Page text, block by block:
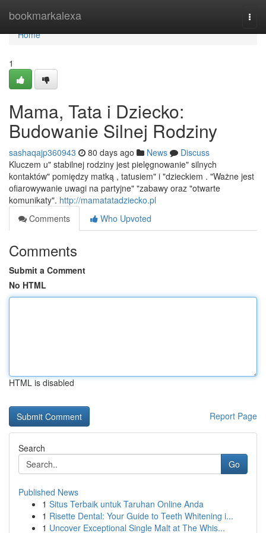
bookmarkalexa
Home
Home
1
Mama, Tata i Dziecko:
Budowanie Silnej Rodziny
sashaqajp360943 80 days ago News
Discuss
Kluczem u" stabilnej rodziny jest pielęgnowanie" silnych
kontaktów" pomiędzy matką , tatusiem" i "dzieckiem . "Ważne jest
ofiarowywanie uwagi na partyjne" "zabawy oraz "otwarte
komunikaty". http://mamatatadziecko.pl
Comments
Who Upvoted
Comments
Submit a Comment
No HTML
HTML is disabled
Report Page
Search
Go
Published News
1 Situs Terbaik untuk Taruhan Online Anda
1 Risette Dental: Your Guide to Teeth Whitening i...
1 Uncover Exceptional Single Malt at The Whis...